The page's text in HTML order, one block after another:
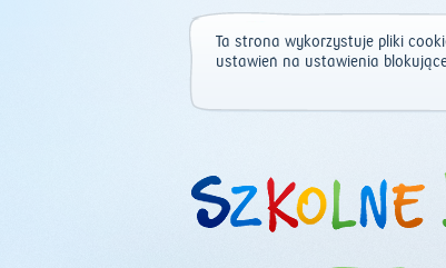
Ta strona wykorzystuje pliki
ustawień na ustawienia